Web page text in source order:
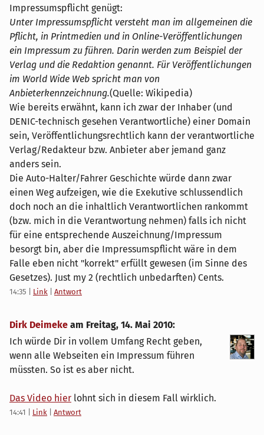
Impressumspflicht genügt:
Unter Impressumspflicht versteht man im allgemeinen die
Pflicht, in Printmedien und in Online-Veröffentlichungen
ein Impressum zu führen. Darin werden zum Beispiel der
Verlag und die Redaktion genannt. Für Veröffentlichungen
im World Wide Web spricht man von
Anbieterkennzeichnung.(Quelle: Wikipedia)
Wie bereits erwähnt, kann ich zwar der Inhaber (und
DENIC-technisch gesehen Verantwortliche) einer Domain
sein, Veröffentlichungsrechtlich kann der verantwortliche
Verlag/Redakteur bzw. Anbieter aber jemand ganz
anders sein.
Die Auto-Halter/Fahrer Geschichte würde dann zwar
einen Weg aufzeigen, wie die Exekutive schlussendlich
doch noch an die inhaltlich Verantwortlichen rankommt
(bzw. mich in die Verantwortung nehmen) falls ich nicht
für eine entsprechende Auszeichnung/Impressum
besorgt bin, aber die Impressumspflicht wäre in dem
Falle eben nicht "korrekt" erfüllt gewesen (im Sinne des
Gesetzes). Just my 2 (rechtlich unbedarften) Cents.
14:35 Link Antwort
Dirk Deimeke am Freitag, 14. Mai 2010:
Ich würde Dir in vollem Umfang Recht geben,
wenn alle Webseiten ein Impressum führen
müssten. So ist es aber nicht.
Das Video hier lohnt sich in diesem Fall wirklich.
14:41 Link Antwort